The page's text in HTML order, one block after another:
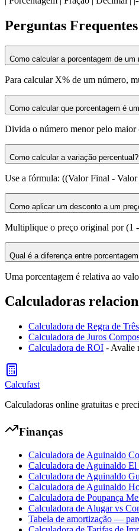
Perguntas Frequentes
Como calcular a porcentagem de um
Para calcular X% de um número,
Como calcular que porcentagem é
Divida o número menor pelo maior
Como calcular a variação percentual?
Use a fórmula: ((Valor Final -
Como aplicar um desconto a um
Multiplique o preço original por (1
Qual é a diferença entre
Uma porcentagem é relativa ao
Calculadoras
Calculadora de Regra de Três
Calculadora de Juros
Calculadora de ROI - Avalie
Calcufast
Calculadoras online gratuitas e
Finanças
Calculadora de Aguinaldo
Calculadora de Aguinaldo El
Calculadora de Aguinaldo
Calculadora de Aguinaldo
Calculadora de Poupança
Calculadora de Alugar vs
Tabela de amortização —